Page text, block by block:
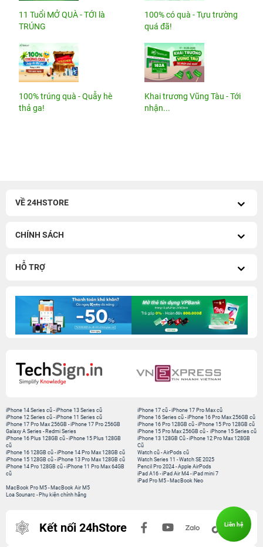
11 Tuổi MỞ QUÀ - TỚI là
TRÚNG
100% có quà - Tựu trường
quá đã!
100% trúng quà - Quẫy hè
thả ga!
Khai trương Vũng Tàu - Tới
nhận...
VỀ 24HSTORE
CHÍNH SÁCH
HỖ TRỢ
iPhone 14 Series cũ -iPhone 13 Series cũ
iPhone 12 Series cũ -iPhone 11 Series cũ
iPhone 17 Pro Max 256GB -iPhone 17 Pro 256GB
Galaxy A Series - Redmi Series
iPhone 17 cũ -iPhone 17 Pro Max cũ
iPhone 16 Series cũ - iPhone 16 Pro Max 256GB cũ
iPhone 16 Pro 128GB cũ -iPhone 15 Pro 128GB cũ
iPhone 15 Pro Max 256GB cũ - iPhone 15 Series cũ
iPhone 16 Plus 128GB cũ -iPhone 15 Plus 128GB
cũ
iPhone 16 128GB cũ -iPhone 14 Pro Max 128GB cũ
iPhone 15 128GB cũ -iPhone 13 Pro Max 128GB cũ
iPhone 14 Pro 128GB cũ -iPhone 11 Pro Max 64GB
cũ
iPhone 13 128GB Cũ -iPhone 12 Pro Max 128GB
Cũ
Watch cũ -AirPods cũ
Watch Series 11 -Watch SE 2025
Pencil Pro 2024 -Apple AirPods
iPad A16 -iPad Air M4 -iPad mini 7
iPad Pro M5 - MacBook Neo
MacBook Pro M5 - MacBook Air M5
Loa Sounarc - Phụ kiện chính hãng
Kết nối 24hStore Liên hệ